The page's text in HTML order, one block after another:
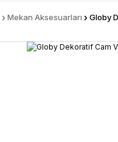
Mekan Aksesuarları Globy